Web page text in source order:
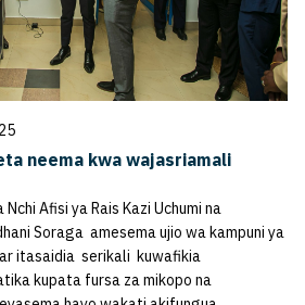
neema kwa wajasriamali
Afisi ya Rais Kazi Uchumi na
Soraga amesema ujio wa kampuni ya
itasaidia serikali kuwafikia
kupata fursa za mikopo na